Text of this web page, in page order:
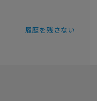
履歴を残さない